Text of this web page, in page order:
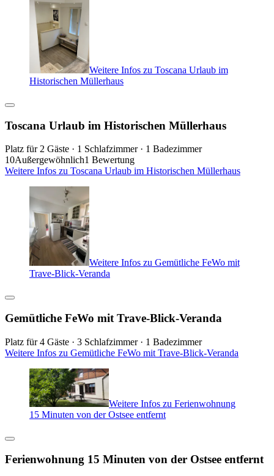
Weitere Infos zu Toscana Urlaub im
Historischen Müllerhaus
Toscana Urlaub im Historischen Müllerhaus
Platz für 2 Gäste · 1 Schlafzimmer · 1 Badezimmer
10Außergewöhnlich1 Bewertung
Weitere Infos zu Toscana Urlaub im Historischen Müllerhaus
Weitere Infos zu Gemütliche FeWo mit
Trave-Blick-Veranda
Gemütliche FeWo mit Trave-Blick-Veranda
Platz für 4 Gäste · 3 Schlafzimmer · 1 Badezimmer
Weitere Infos zu Gemütliche FeWo mit Trave-Blick-Veranda
Weitere Infos zu Ferienwohnung
15 Minuten von der Ostsee entfernt
Ferienwohnung 15 Minuten von der Ostsee entfernt